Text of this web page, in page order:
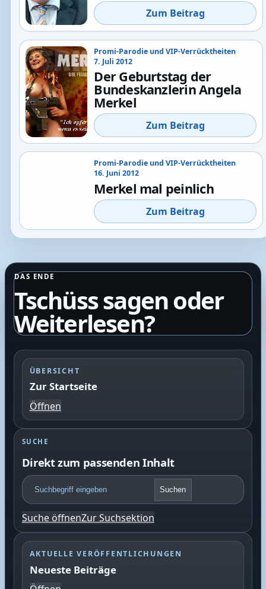
Zum Beitrag
Promi-Parodie und VIP-Verrücktheiten
7. Juli 2012
Der Geburtstag der
Bundeskanzlerin Angela
Merkel
Zum Beitrag
Promi-Parodie und VIP-Verrücktheiten
16. Juni 2012
Merkel mal peinlich
Zum Beitrag
DAS ENDE
Tschüss sagen oder
Weiterlesen?
ÜBERSICHT
Zur Startseite
Öffnen
SUCHE
Direkt zum passenden Inhalt
F
o
t
e
r
Suchen
Suche öffnenZur Suchsektion
AKTUELLE VERÖFFENTLICHUNGEN
Neueste Beiträge